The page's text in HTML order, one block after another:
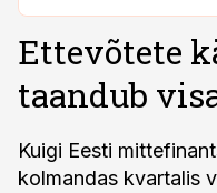
Ettevõtete
taandub
Kuigi Eesti
kolmandas kvartalis